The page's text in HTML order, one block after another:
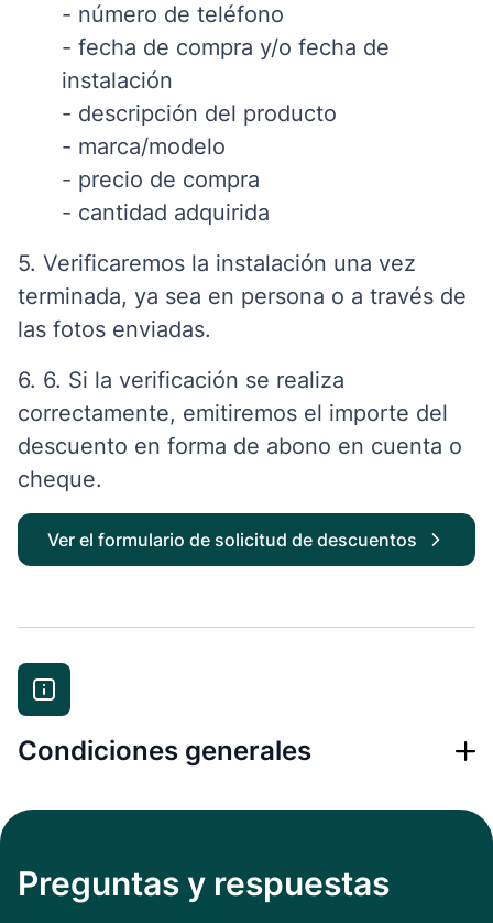
- número de teléfono
- fecha de compra y/o fecha de
instalación
- descripción del producto
- marca/modelo
- precio de compra
- cantidad adquirida
5. Verificaremos la instalación una vez
terminada, ya sea en persona o a través de
las fotos enviadas.
6. 6. Si la verificación se realiza
correctamente, emitiremos el importe del
descuento en forma de abono en cuenta o
cheque.
Ver el formulario de solicitud de descuentos
Condiciones generales
Preguntas y respuestas